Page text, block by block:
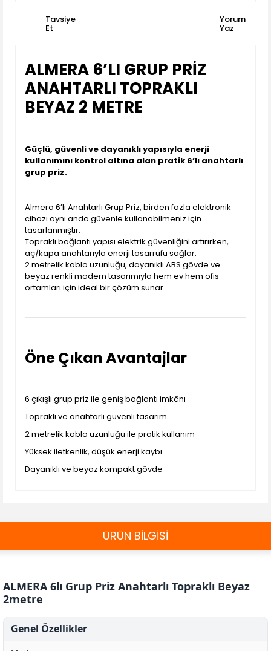
Tavsiye
Et
Yorum
Yaz
ALMERA 6’LI GRUP PRİZ
ANAHTARLI TOPRAKLI
BEYAZ 2 METRE
Güçlü, güvenli ve dayanıklı yapısıyla enerji
kullanımını kontrol altına alan pratik 6’lı anahtarlı
grup priz.
Almera 6’lı Anahtarlı Grup Priz, birden fazla elektronik
cihazı aynı anda güvenle kullanabilmeniz için
tasarlanmıştır.
Topraklı bağlantı yapısı elektrik güvenliğini artırırken,
aç/kapa anahtarıyla enerji tasarrufu sağlar.
2 metrelik kablo uzunluğu, dayanıklı ABS gövde ve
beyaz renkli modern tasarımıyla hem ev hem ofis
ortamları için ideal bir çözüm sunar.
Öne Çıkan Avantajlar
6 çıkışlı grup priz ile geniş bağlantı imkânı
Topraklı ve anahtarlı güvenli tasarım
2 metrelik kablo uzunluğu ile pratik kullanım
Yüksek iletkenlik, düşük enerji kaybı
Dayanıklı ve beyaz kompakt gövde
ÜRÜN BİLGİSİ
ALMERA 6lı Grup Priz Anahtarlı Topraklı Beyaz
2metre
Genel Özellikler